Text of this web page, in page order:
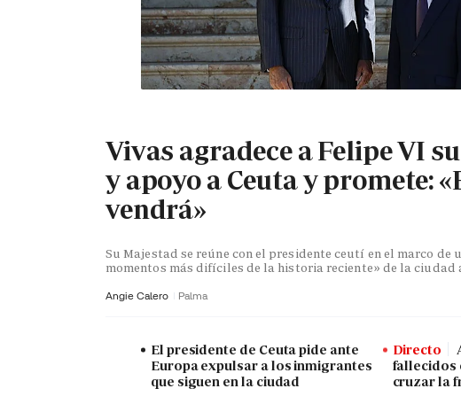
Vivas agradece a Felipe VI
y apoyo a Ceuta y promete:
vendrá»
Su Majestad se reúne con el presidente ceutí en el marco de
momentos más difíciles de la historia reciente» de la ciudad
Angie Calero Palma
El presidente de Ceuta pide ante
Europa expulsar a los inmigrantes
que siguen en la ciudad
Directo
fallecidos
cruzar la